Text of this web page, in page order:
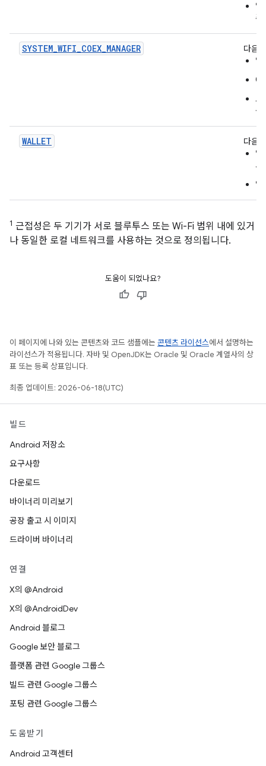
앱
주
SYSTEM_WIFI_COEX_MANAGER
다음
모
동
WALLET
다음
앱
서
1 근접성은 두 기기가 서로 블루투스 또는 Wi-Fi 범위 내에 있거
나 동일한 로컬 네트워크를 사용하는 것으로 정의됩니다.
도움이 되었나요?
이 페이지에 나와 있는 콘텐츠와 코드 샘플에는 콘텐츠 라이선스에서 설명하는
라이선스가 적용됩니다. 자바 및 OpenJDK는 Oracle 및 Oracle 계열사의 상
표 또는 등록 상표입니다.
최종 업데이트: 2026-06-18(UTC)
빌드
Android 저장소
요구사항
다운로드
바이너리 미리보기
공장 출고 시 이미지
드라이버 바이너리
연결
X의 @Android
X의 @AndroidDev
Android 블로그
Google 보안 블로그
플랫폼 관련 Google 그룹스
빌드 관련 Google 그룹스
포팅 관련 Google 그룹스
도움받기
Android 고객센터